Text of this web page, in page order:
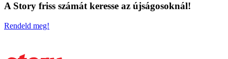
A Story friss számát keresse az újságosoknál!
Rendeld meg!